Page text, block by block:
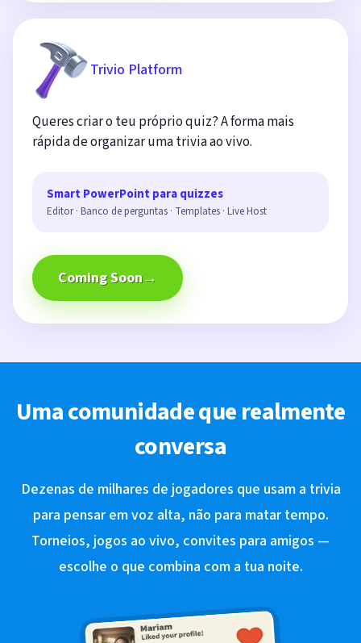
Trivio Platform
Queres criar o teu próprio quiz? A forma mais
rápida de organizar uma trivia ao vivo.
Smart PowerPoint para quizzes
Editor · Banco de perguntas · Templates · Live Host
Coming Soon→
Uma comunidade que realmente
conversa
Dezenas de milhares de jogadores que usam a trivia
para pensar em voz alta, não para matar tempo.
Torneios, jogos ao vivo, convites para amigos —
escolhe o que combina com a tua noite.